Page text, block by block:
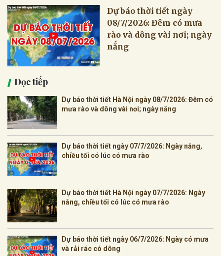
Dự báo thời tiết ngày
08/7/2026: Đêm có mưa
rào và dông vài nơi; ngày
nắng
Đọc tiếp
Dự báo thời tiết Hà Nội ngày 08/7/2026: Đêm có
mưa rào và dông vài nơi; ngày nắng
Dự báo thời tiết ngày 07/7/2026: Ngày nắng,
chiều tối có lúc có mưa rào
Dự báo thời tiết Hà Nội ngày 07/7/2026: Ngày
nắng, chiều tối có lúc có mưa rào
Dự báo thời tiết ngày 06/7/2026: Ngày có mưa
và rải rác có dông